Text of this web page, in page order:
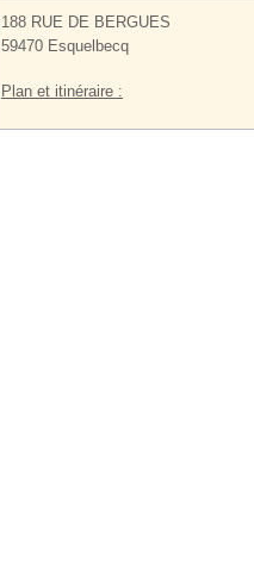
188 RUE DE BERGUES
59470 Esquelbecq
Plan et itinéraire :